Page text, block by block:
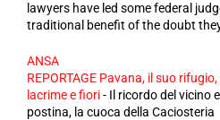
lawyers have led some federal
traditional benefit of the doubt
ANSA
REPORTAGE Pavana, il suo
lacrime e fiori- Il ricordo del vicino
postina, la cuoca della Caciosteria